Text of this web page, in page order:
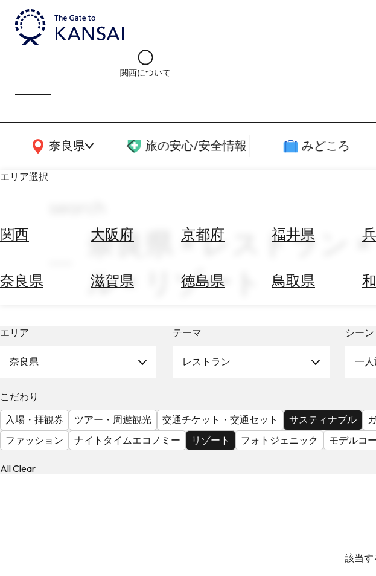
関西について
奈良県
関西広域MAP 旅の安心/安全情報 みどころ
エリア選択
関西 大阪府 京都府 福井県
奈良県 滋賀県 徳島県 鳥取県
べ
る
天
気
を
見
奈良県 × レストラン
ル × リゾート
エリア
奈良県
テーマ
レストラン
シーン
一人
こだわり
入場・拝観券
ツアー・周遊観光 交通チケット・交通セット サスティナブル
ファッション
ナイトタイムエコノミー リゾート フォトジェニック モデルコ
All Clear
該当す